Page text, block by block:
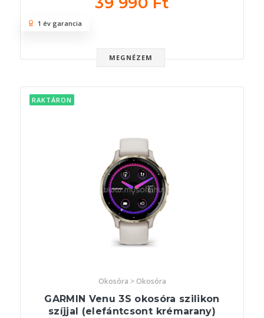
MEGNÉZEM
1 év garancia
RAKTÁRON
Okosóra > Okosóra
GARMIN Venu 3S okosóra szilikon
szíjjal (elefántcsont krémarany)